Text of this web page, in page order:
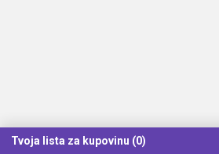
Tvoja lista za kupovinu (0)